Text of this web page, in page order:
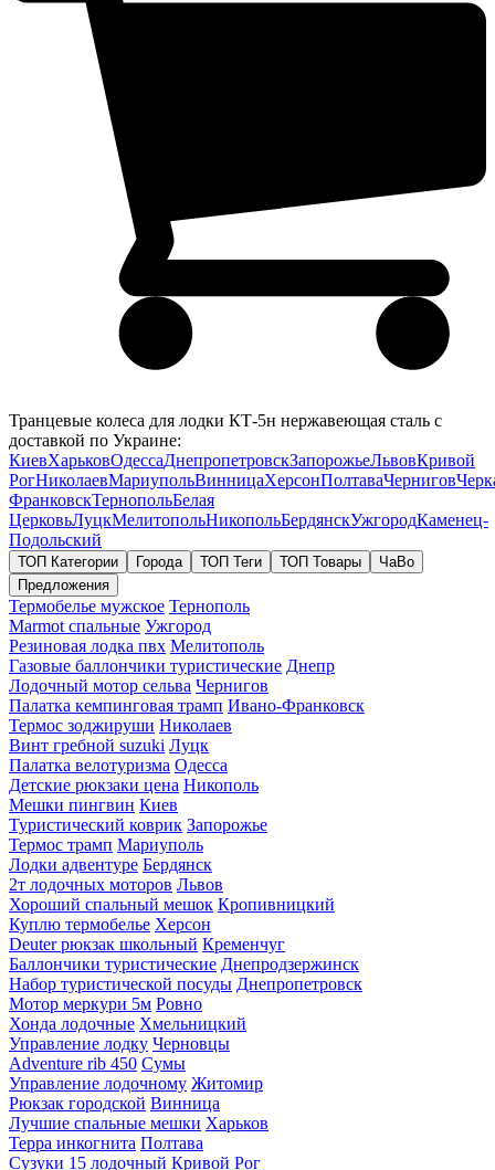
Транцевые колеса для лодки КТ-5н нержавеющая сталь с
доставкой по Украине:
КиевХарьковОдессаДнепропетровскЗапорожьеЛьвовКривой
РогНиколаевМариупольВинницаХерсонПолтаваЧернигов
ФранковскТернопольБелая
ЦерковьЛуцкМелитопольНикопольБердянскУжгородКаменец-
Подольский
ТОП Категории Города ТОП Теги ТОП Товары
ЧаВо
Предложения
Термобелье мужское Тернополь
Marmot спальные Ужгород
Резиновая лодка пвх Мелитополь
Газовые баллончики туристические Днепр
Лодочный мотор сельва Чернигов
Палатка кемпинговая трамп Ивано-Франковск
Термос зоджируши Николаев
Винт гребной suzuki Луцк
Палатка велотуризма Одесса
Детские рюкзаки цена Никополь
Мешки пингвин Киев
Туристический коврик Запорожье
Термос трамп Мариуполь
Лодки адвентуре Бердянск
2т лодочных моторов Львов
Хороший спальный мешок Кропивницкий
Куплю термобелье Херсон
Deuter рюкзак школьный Кременчуг
Баллончики туристические Днепродзержинск
Набор туристической посуды Днепропетровск
Мотор меркури 5м Ровно
Хонда лодочные Хмельницкий
Управление лодку Черновцы
Adventure rib 450 Сумы
Управление лодочному Житомир
Рюкзак городской Винница
Лучшие спальные мешки Харьков
Терра инкогнита Полтава
Сузуки 15 лодочный Кривой Рог